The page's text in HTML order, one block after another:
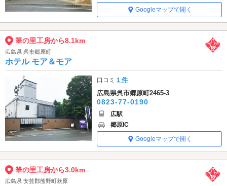
Googleマップで開く
筆の里工房から8.1km
広島県 呉市郷原町
ホテル モア＆モア
口コミ1 件
広島県呉市郷原町2465-3
0823-77-0190
広駅
郷原IC
Googleマップで開く
筆の里工房から3.0km
広島県 安芸郡熊野町萩原